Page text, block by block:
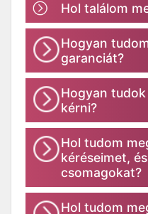
Hol találom
Hogyan
garanciát?
Hogyan
kérni?
Hol tudom
kéréseimet,
csomagokat?
Hol tudom